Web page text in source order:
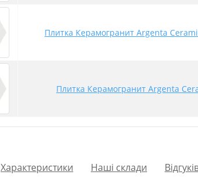
Плитка Керамогранит Argenta
Плитка Керамогранит Argenta
Характеристики Наші склади